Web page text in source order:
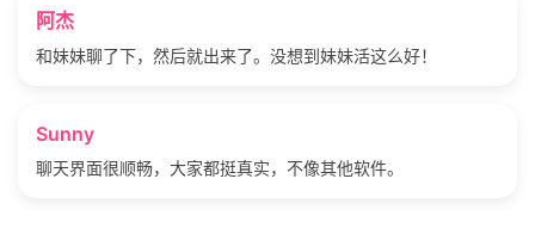
阿杰
和妹妹聊了下，然后就出来了。没想到妹妹活这么好！
Sunny
聊天界面很顺畅，大家都挺真实，不像其他软件。